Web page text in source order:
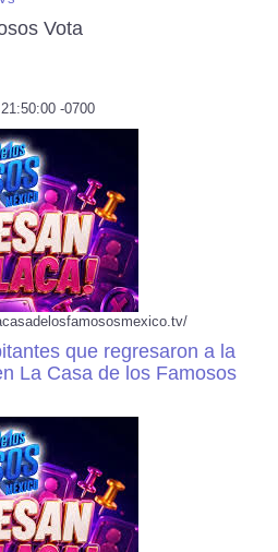
Vota
-0700
que regresaron a la
La Casa de los Famosos